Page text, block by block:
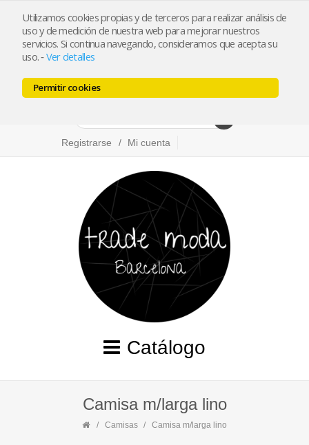
Utilizamos cookies propias y de terceros para realizar análisis de
uso y de medición de nuestra web para mejorar nuestros
servicios. Si continua navegando, consideramos que acepta su
uso.-Ver detalles
Permitir cookies
info@trademoda.com 93.439.26.92
Pulse para llamar
Registrarse Mi cuenta
Catálogo
Camisa m/larga lino
Camisas Camisa m/larga lino